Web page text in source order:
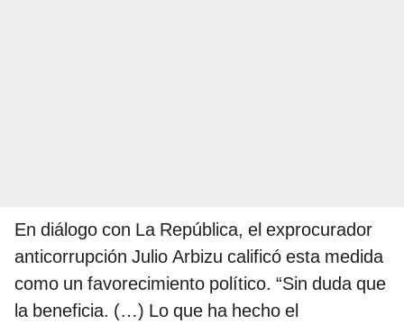
En diálogo con La República, el exprocurador
anticorrupción Julio Arbizu calificó esta medida
como un favorecimiento político. “Sin duda que
la beneficia. (…) Lo que ha hecho el